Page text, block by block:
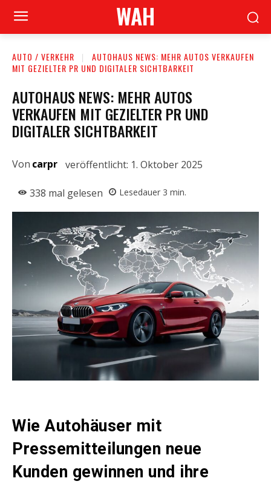
WAH
AUTO / VERKEHR
AUTOHAUS NEWS: MEHR AUTOS VERKAUFEN
MIT GEZIELTER PR UND DIGITALER SICHTBARKEIT
AUTOHAUS NEWS: MEHR AUTOS
VERKAUFEN MIT GEZIELTER PR UND
DIGITALER SICHTBARKEIT
Von carpr veröffentlicht: 1. Oktober 2025
338 mal gelesen Lesedauer 3 min.
Wie Autohäuser mit
Pressemitteilungen neue
Kunden gewinnen und ihre